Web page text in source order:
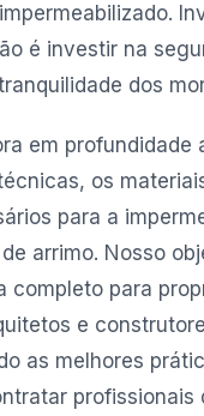
é investir na
dos
em profundidade
os
para a
arrimo. Nosso
completo para
e
as melhores
profissionais